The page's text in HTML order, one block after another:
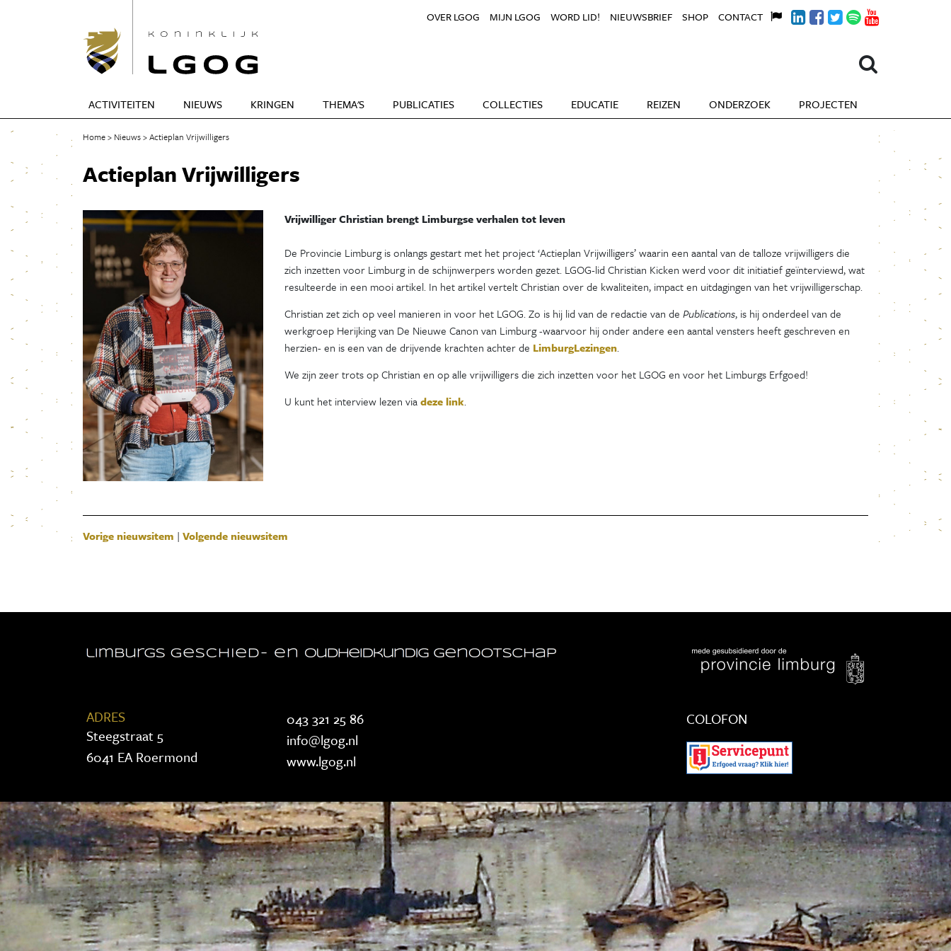
ACTIVITEITEN NIEUWS KRINGEN THEMA'S PUBLICATIES COLLECTIES EDUCATIE REIZEN ONDERZOEK PROJECTEN
OVER LGOG MIJN LGOG WORD LID! NIEUWSBRIEF SHOP CONTACT
Home Nieuws Actieplan Vrijwilligers
Actieplan Vrijwilligers
Vrijwilliger Christian brengt Limburgse verhalen tot leven
De Provincie Limburg is onlangs gestart met het project ‘Actieplan Vrijwilligers’ waarin een aantal van de talloze vrijwilligers die
zich inzetten voor Limburg in de schijnwerpers worden gezet. LGOG-lid Christian Kicken werd voor dit initiatief geïnterviewd, wat
resulteerde in een mooi artikel. In het artikel vertelt Christian over de kwaliteiten, impact en uitdagingen van het vrijwilligerschap.
Christian zet zich op veel manieren in voor het LGOG. Zo is hij lid van de redactie van de Publications, is hij onderdeel van de
werkgroep Herijking van De Nieuwe Canon van Limburg -waarvoor hij onder andere een aantal vensters heeft geschreven en
herzien- en is een van de drijvende krachten achter de LimburgLezingen.
We zijn zeer trots op Christian en op alle vrijwilligers die zich inzetten voor het LGOG en voor het Limburgs Erfgoed!
U kunt het interview lezen viadeze link.
Vorige nieuwsitem | Volgende nieuwsitem
ADRES
Steegstraat 5
6041 EA Roermond
043 321 25 86
info@lgog.nl
www.lgog.nl
COLOFON